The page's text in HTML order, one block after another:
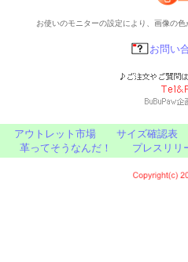
お使いのモニターの設定により、画像の
お問い
アウトレット市場
サイズ確認表
革ってそうなんだ！ プレスリリ